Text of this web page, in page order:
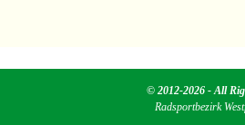
© 2012-2026 - All
Radsportbezirk